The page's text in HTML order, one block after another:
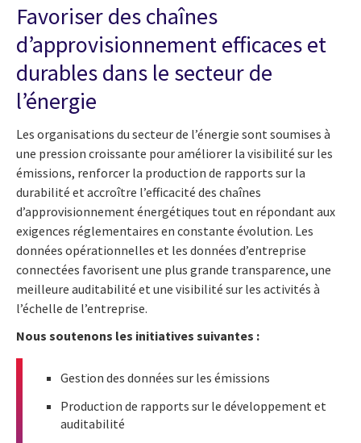
Favoriser des chaînes
d’approvisionnement efficaces et
durables dans le secteur de
l’énergie
Les organisations du secteur de l’énergie sont soumises à
une pression croissante pour améliorer la visibilité sur les
émissions, renforcer la production de rapports sur la
durabilité et accroître l’efficacité des chaînes
d’approvisionnement énergétiques tout en répondant aux
exigences réglementaires en constante évolution. Les
données opérationnelles et les données d’entreprise
connectées favorisent une plus grande transparence, une
meilleure auditabilité et une visibilité sur les activités à
l’échelle de l’entreprise.
Nous soutenons les initiatives suivantes :
Gestion des données sur les émissions
Production de rapports sur le développement et
auditabilité